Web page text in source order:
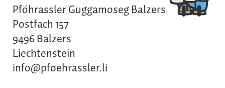
Pföhrassler Guggamoseg Balzers
Postfach 157
9496 Balzers
Liechtenstein
info@pfoehrassler.li